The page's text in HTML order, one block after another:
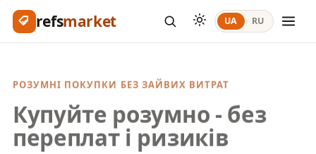
refsmarket UA RU
РОЗУМНІ ПОКУПКИ БЕЗ ЗАЙВИХ ВИТРАТ
Купуйте розумно - без
переплат і ризиків